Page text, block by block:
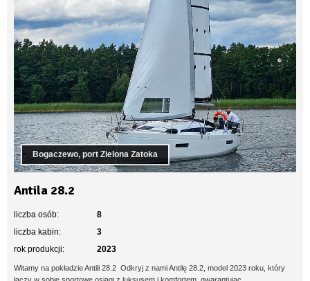
Bogaczewo, port Zielona Zatoka
Antila 28.2
liczba osób:
8
liczba kabin:
3
rok produkcji:
2023
Witamy na pokładzie Antili 28.2 Odkryj z nami Antilę 28.2, model 2023 roku, który